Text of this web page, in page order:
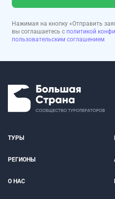
Нажимая на кнопку «Отправить
вы соглашаетесь с политикой
пользовательским соглашением
ТУРЫ
РЕГИОНЫ
О НАС